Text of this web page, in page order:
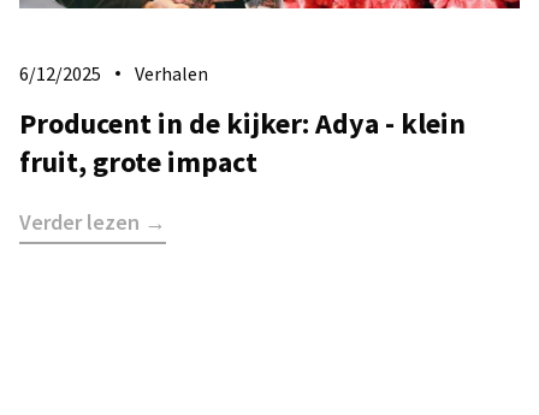
6/12/2025 Verhalen
Producent in de kijker: Adya - klein
fruit, grote impact
Verder lezen →